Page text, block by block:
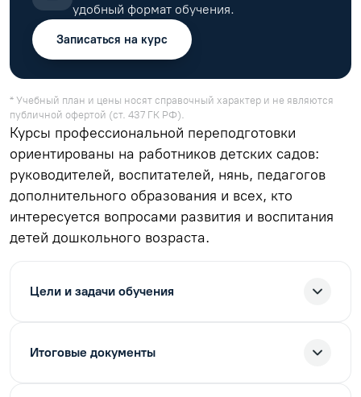
удобный формат обучения.
Записаться на курс
* Учебный план и цены носят справочный характер и не являются
публичной офертой (ст. 437 ГК РФ).
Курсы профессиональной переподготовки
ориентированы на работников детских садов:
руководителей, воспитателей, нянь, педагогов
дополнительного образования и всех, кто
интересуется вопросами развития и воспитания
детей дошкольного возраста.
Цели и задачи обучения
Итоговые документы